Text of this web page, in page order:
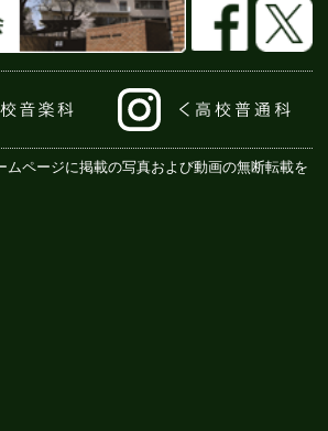
ムページに掲載の写真および動画の無断転載を